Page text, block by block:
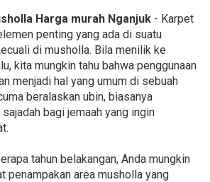
Harga murah Nganjuk - Karpet
penting yang ada di suatu
di musholla. Bila menilik ke
kita mungkin tahu bahwa penggunaan
menjadi hal yang umum di sebuah
beralaskan ubin, biasanya
bagi jemaah yang ingin
tahun belakangan, Anda mungkin
penampakan area musholla yang